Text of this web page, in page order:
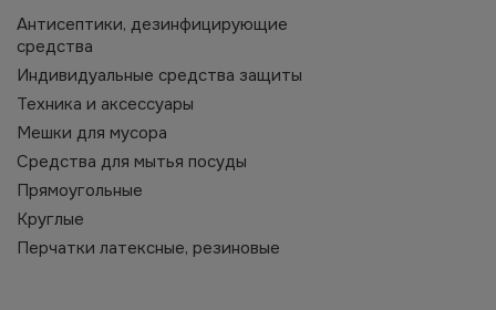
Антисептики, дезинфицирующие
средства
Индивидуальные средства защиты
Техника и аксессуары
Мешки для мусора
Средства для мытья посуды
Прямоугольные
Круглые
Перчатки латексные, резиновые